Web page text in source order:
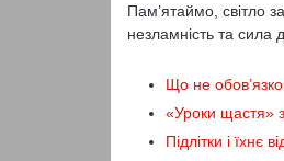
Пам’ятаймо, світло
незламність та сила
Що не
«Уроки щастя»
Підлітки і їхнє